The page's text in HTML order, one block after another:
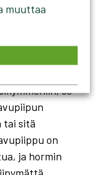
tehty
se
tai sitä
on
ja hormin
muuttaa